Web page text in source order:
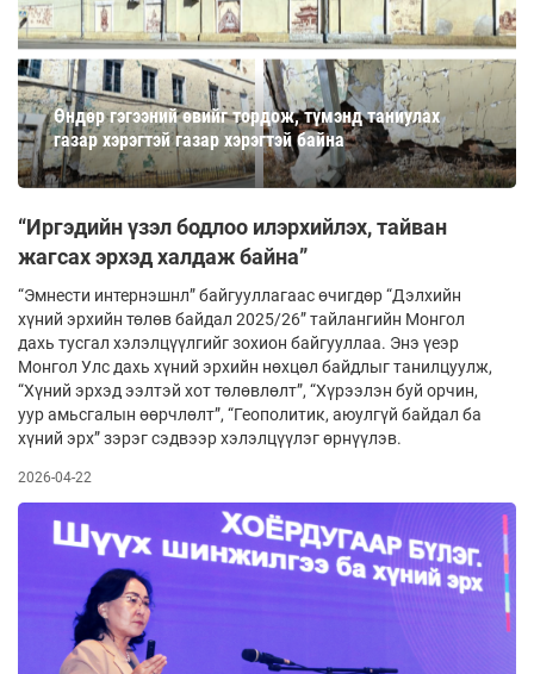
Өндөр гэгээний өвийг тордож, түмэнд таниулах
газар хэрэгтэй газар хэрэгтэй байна
“Иргэдийн үзэл бодлоо илэрхийлэх, тайван
жагсах эрхэд халдаж байна”
“Эмнести интернэшнл” байгууллагаас өчигдөр “Дэлхийн
хүний эрхийн төлөв байдал 2025/26” тайлангийн Монгол
дахь тусгал хэлэлцүүлгийг зохион байгууллаа. Энэ үеэр
Монгол Улс дахь хүний эрхийн нөхцөл байдлыг танилцуулж,
“Хүний эрхэд ээлтэй хот төлөвлөлт”, “Хүрээлэн буй орчин,
уур амьсгалын өөрчлөлт”, “Геополитик, аюулгүй байдал ба
хүний эрх” зэрэг сэдвээр хэлэлцүүлэг өрнүүлэв.
2026-04-22